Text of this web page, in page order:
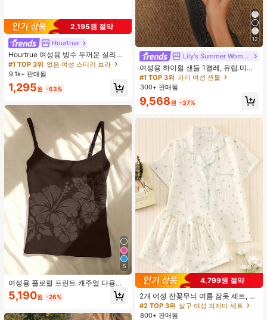
2,195원 절약
Hourtrue
Hourtrue 여성용 방수 두꺼운 실리콘
가슴 페탈, 작은 가슴 리프트업 & 푸시
인용, 웨딩 촬영 및 들러리용
#1 TOP 3위 없음 여성 스티키 브라
9.1k+ 판매됨
1,295원 -63%
5
여성용 플로럴 프린트 캐주얼 다용도
일상용 캐미솔 여름
5,190원 -26%
12
Lily's Summer Women Shoes
여성용 하이힐 샌들 1켤레, 유럽.미국
플러스 사이즈 어머니날 선물, 패셔너
블하고 편안한 PU 미끄럼 방지 솔리
드 컬러 청키 힐 주름 텍스처 라운드
토 오픈토 슬립온 하이힐, 힐 높이 5c
m, 실내외 겸용, 귀엽고 고급스러운 데
일리.파티.볼.휴가.홈.캠퍼스.모임.오
피스용, 2026 봄/여름 신상 (약간 크게
#1 TOP 3위 파티 여성 샌들
300+ 판매됨
9,568원 -37%
4,799원 절약
2개 여성 잔꽃무늬 여름 잠옷 세트, 반
팔 버튼업 셔츠 및 반바지, 캐주얼 라
운지웨어
#2 TOP 3위 살구 여성 파자마 세트
800+ 판매됨